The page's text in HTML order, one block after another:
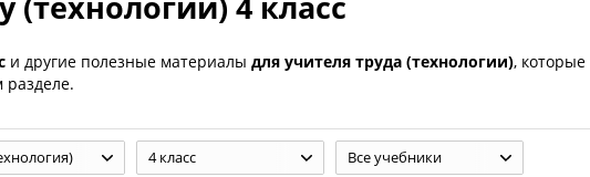
и другие полезные материалы для учителя труда (технологии), которые
разделе.
4 класс Все учебники